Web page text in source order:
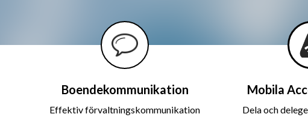
Boendekommunikation
Effektiv förvaltningskommunikation
Mobila
Dela och